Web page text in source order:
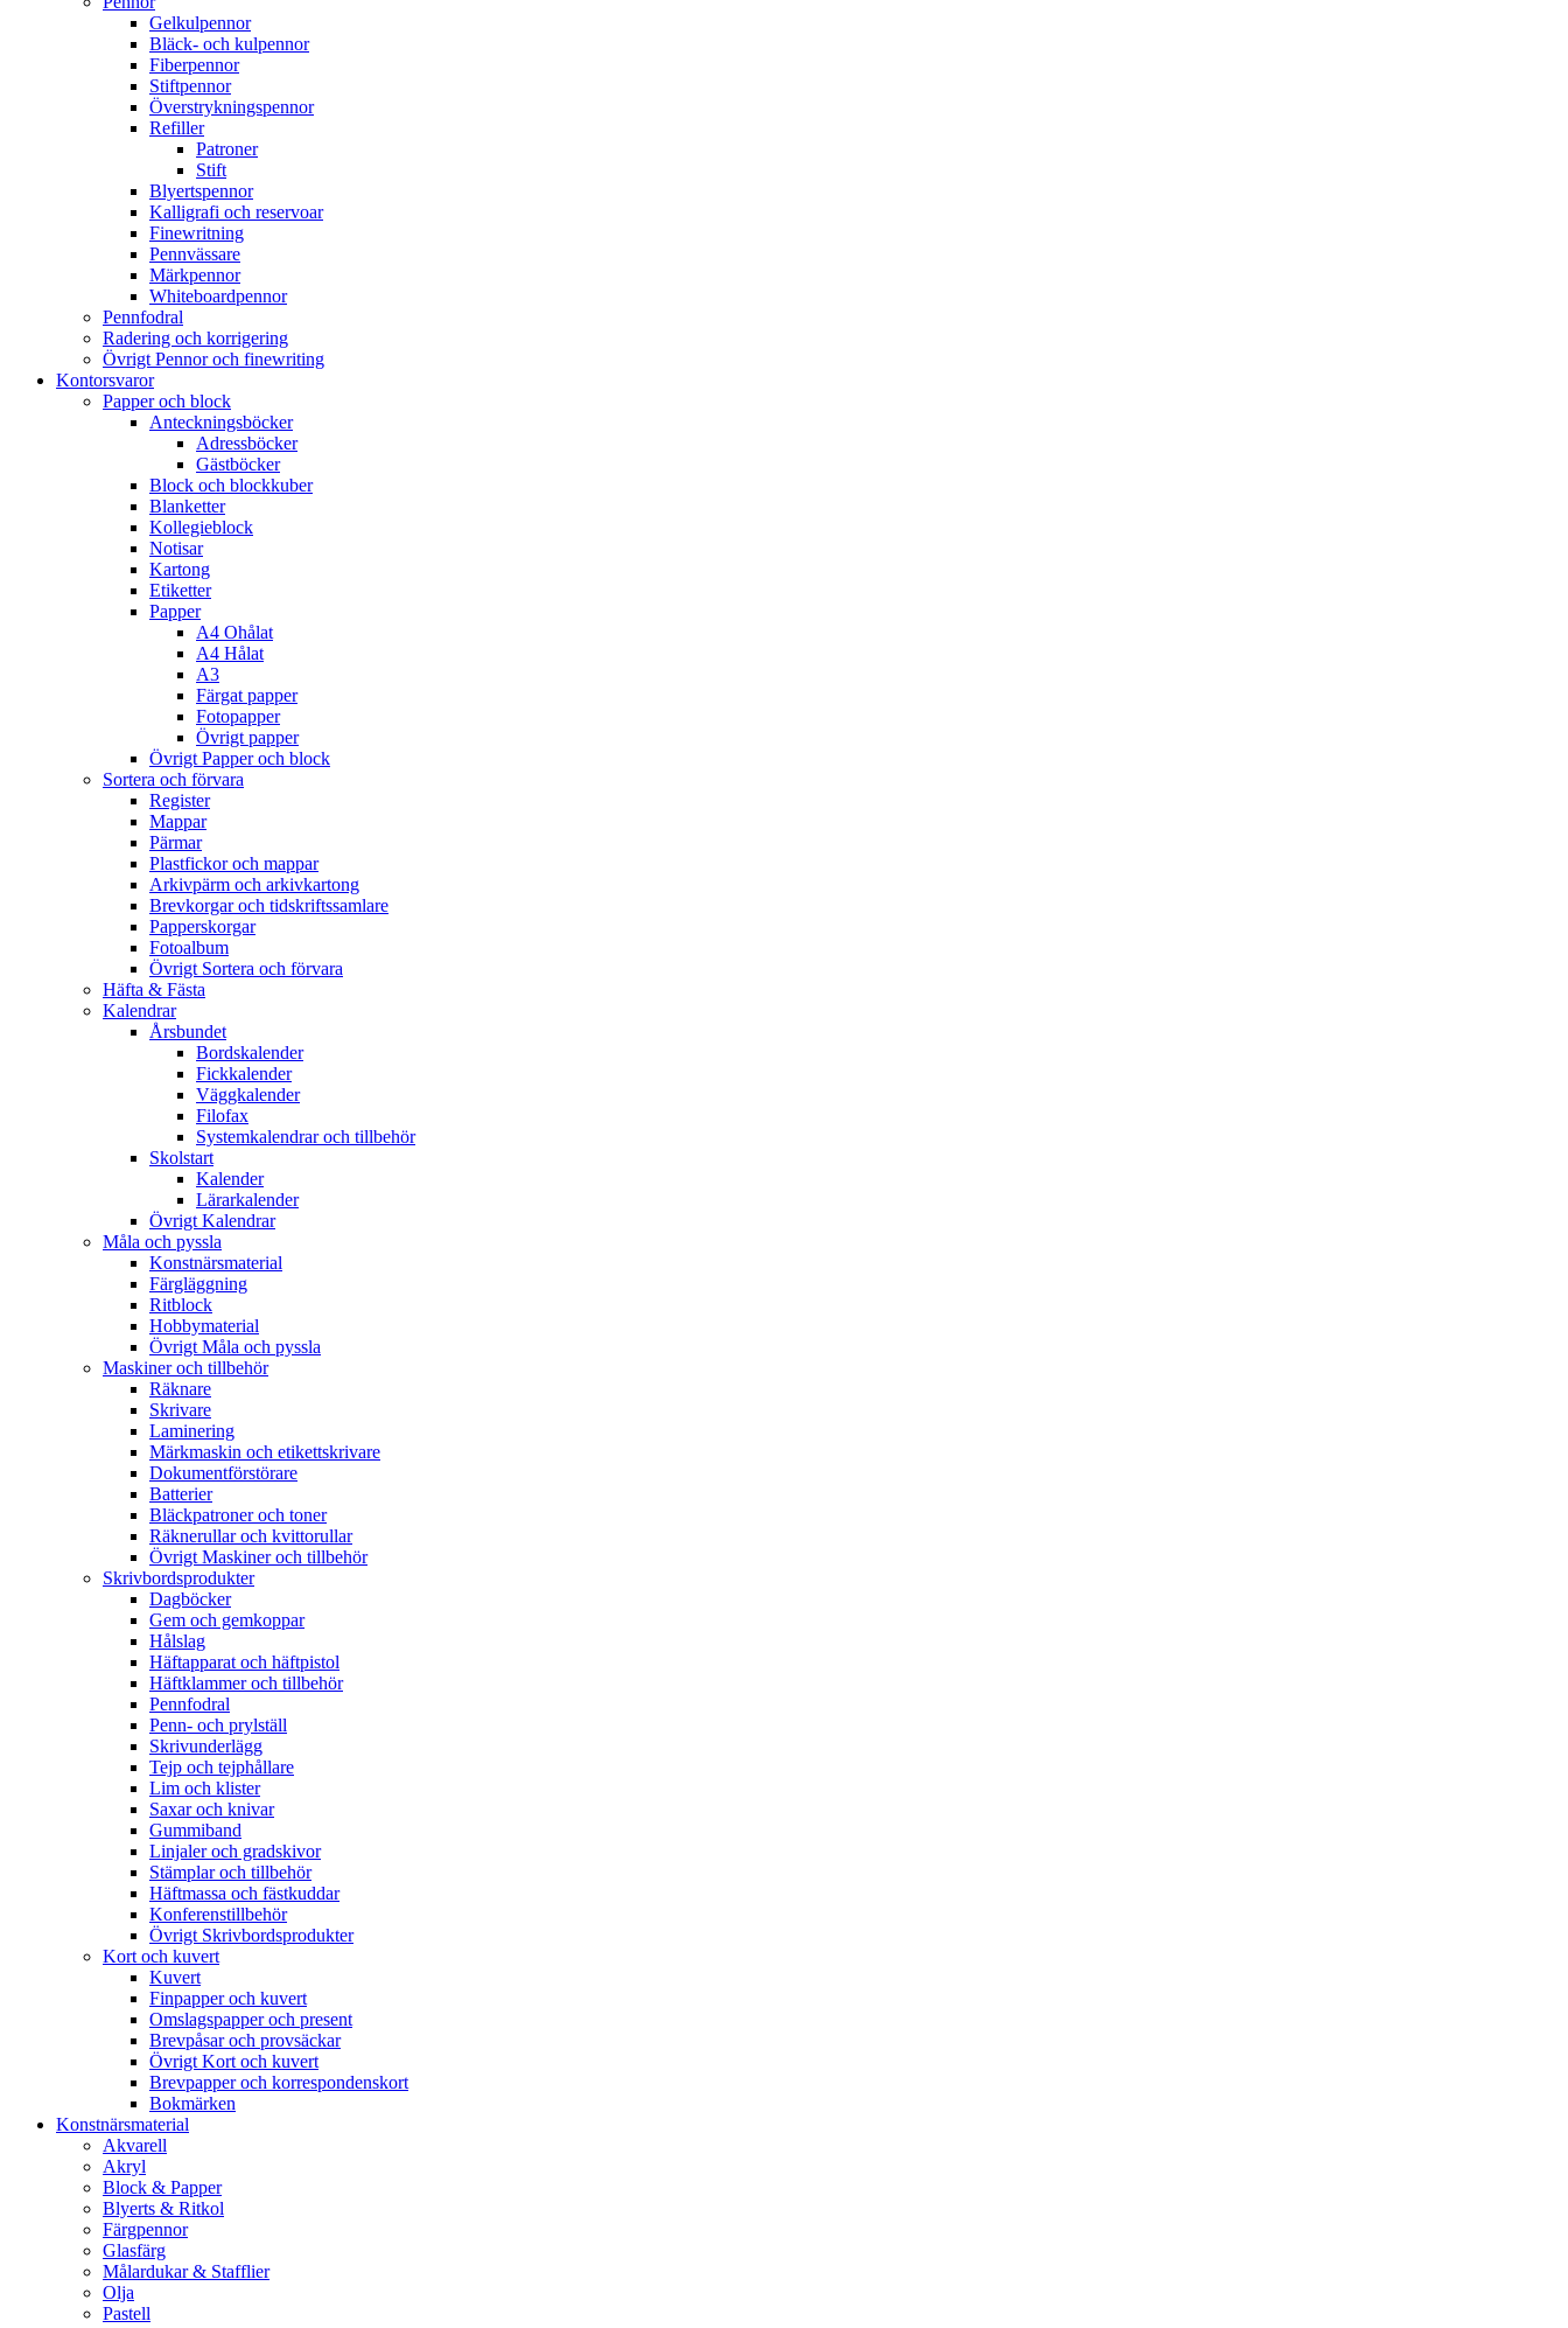
Gelkulpennor
Bläck- och kulpennor
Fiberpennor
Stiftpennor
Överstrykningspennor
Refiller
Patroner
Stift
Blyertspennor
Kalligrafi och reservoar
Finewritning
Pennvässare
Märkpennor
Whiteboardpennor
Pennfodral
Radering och korrigering
Övrigt Pennor och finewriting
Kontorsvaror
Papper och block
Anteckningsböcker
Adressböcker
Gästböcker
Block och blockkuber
Blanketter
Kollegieblock
Notisar
Kartong
Etiketter
Papper
A4 Ohålat
A4 Hålat
A3
Färgat papper
Fotopapper
Övrigt papper
Övrigt Papper och block
Sortera och förvara
Register
Mappar
Pärmar
Plastfickor och mappar
Arkivpärm och arkivkartong
Brevkorgar och tidskriftssamlare
Papperskorgar
Fotoalbum
Övrigt Sortera och förvara
Häfta & Fästa
Kalendrar
Årsbundet
Bordskalender
Fickkalender
Väggkalender
Filofax
Systemkalendrar och tillbehör
Skolstart
Kalender
Lärarkalender
Övrigt Kalendrar
Måla och pyssla
Konstnärsmaterial
Färgläggning
Ritblock
Hobbymaterial
Övrigt Måla och pyssla
Maskiner och tillbehör
Räknare
Skrivare
Laminering
Märkmaskin och etikettskrivare
Dokumentförstörare
Batterier
Bläckpatroner och toner
Räknerullar och kvittorullar
Övrigt Maskiner och tillbehör
Skrivbordsprodukter
Dagböcker
Gem och gemkoppar
Hålslag
Häftapparat och häftpistol
Häftklammer och tillbehör
Pennfodral
Penn- och prylställ
Skrivunderlägg
Tejp och tejphållare
Lim och klister
Saxar och knivar
Gummiband
Linjaler och gradskivor
Stämplar och tillbehör
Häftmassa och fästkuddar
Konferenstillbehör
Övrigt Skrivbordsprodukter
Kort och kuvert
Kuvert
Finpapper och kuvert
Omslagspapper och present
Brevpåsar och provsäckar
Övrigt Kort och kuvert
Brevpapper och korrespondenskort
Bokmärken
Konstnärsmaterial
Akvarell
Akryl
Block & Papper
Blyerts & Ritkol
Färgpennor
Glasfärg
Målardukar & Stafflier
Olja
Pastell